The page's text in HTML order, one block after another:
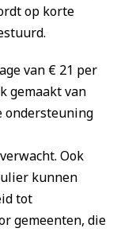
op korte
van € 21 per
gemaakt van
ondersteuning
Ook
kunnen
tot
gemeenten, die